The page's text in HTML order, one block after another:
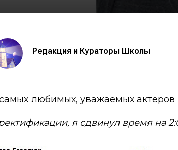
Редакция и Кураторы Школы
любимых, уважаемых актеров
я сдвинул время на